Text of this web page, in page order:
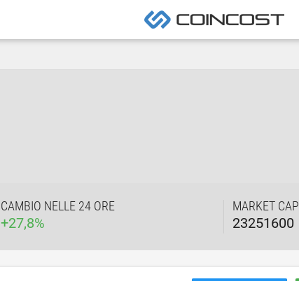
CAMBIO NELLE 24 ORE
+27,8%
MARKET CAP
23251600